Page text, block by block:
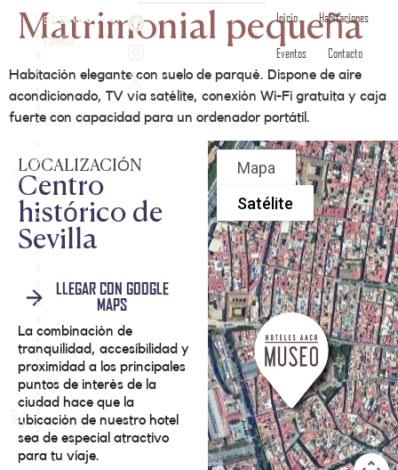
C
al
le
P
e
d
r
o
d
el
T
o
r
o,
9
S
ev
a
9
5
4
5
0
2
2
ENGLISH
ESPAÑOL
Acceder Inicio Habitaciones
Eventos Contacto
Matrimonial pequeña
Habitación elegante con suelo de parqué. Dispone de aire
acondicionado, TV vía satélite, conexión Wi-Fi gratuita y caja
fuerte con capacidad para un ordenador portátil.
LOCALIZACIÓN
Centro
histórico de
Sevilla
LLEGAR CON GOOGLE
MAPS
La combinación de
tranquilidad, accesibilidad y
proximidad a los principales
puntos de interés de la
ciudad hace que la
ubicación de nuestro hotel
sea de especial atractivo
para tu viaje.